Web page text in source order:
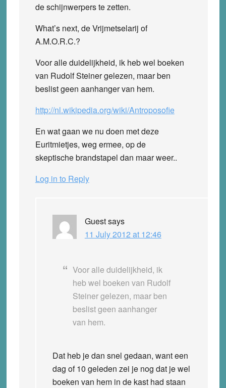
de schijnwerpers te zetten.
What’s next, de Vrijmetselarij of
A.M.O.R.C.?
Voor alle duidelijkheid, ik heb wel boeken
van Rudolf Steiner gelezen, maar ben
beslist geen aanhanger van hem.
http://nl.wikipedia.org/wiki/Antroposofie
En wat gaan we nu doen met deze
Euritmietjes, weg ermee, op de
skeptische brandstapel dan maar weer..
Log in to Reply
Guestsays
11 July 2012 at 12:46
Voor alle duidelijkheid, ik
heb wel boeken van Rudolf
Steiner gelezen, maar ben
beslist geen aanhanger
van hem.
Dat heb je dan snel gedaan, want een
dag of 10 geleden zei je nog dat je wel
boeken van hem in de kast had staan